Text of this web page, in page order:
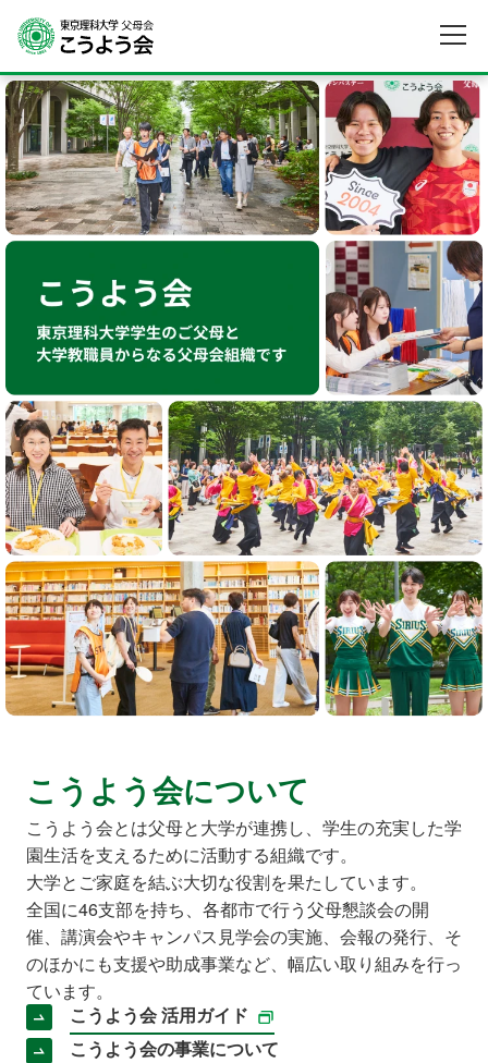
こうよう会について
こうよう会とは父母と大学が連携し、学生の充実した学
園生活を支えるために活動する組織です。
大学とご家庭を結ぶ大切な役割を果たしています。
全国に46支部を持ち、各都市で行う父母懇談会の開
催、講演会やキャンパス見学会の実施、会報の発行、そ
のほかにも支援や助成事業など、幅広い取り組みを行っ
ています。
こうよう会 活用ガイド
こうよう会の事業について